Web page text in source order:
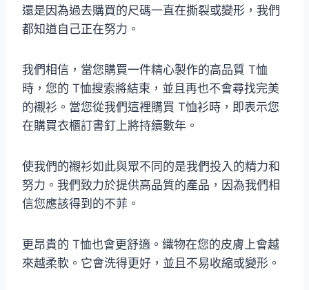
還是因為過去購買的尺碼一直在撕裂或變形，我們
都知道自己正在努力。
我們相信，當您購買一件精心製作的高品質 T恤
時，您的 T恤搜索將結束，並且再也不會尋找完美
的襯衫。當您從我們這裡購買 T恤衫時，即表示您
在購買衣櫃訂書釘上將持續數年。
使我們的襯衫如此與眾不同的是我們投入的精力和
努力。我們致力於提供高品質的產品，因為我們相
信您應該得到的不菲。
更昂貴的 T恤也會更舒適。織物在您的皮膚上會越
來越柔軟。它會洗得更好，並且不易收縮或變形。